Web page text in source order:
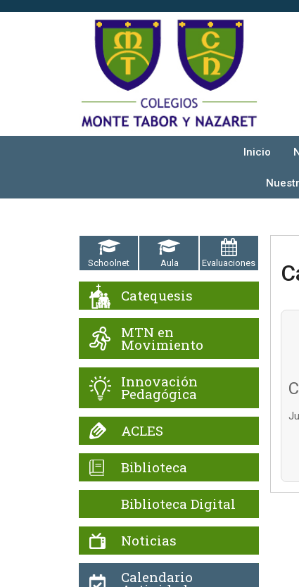
Inicio
Schoolnet Aula Evaluaciones
Catequesis
MTN en
Movimiento
Innovación
Pedagógica
ACLES
Biblioteca
Biblioteca Digital
Noticias
Calendario